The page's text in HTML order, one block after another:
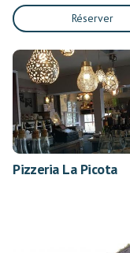
Réserver
Pizzeria La Picota